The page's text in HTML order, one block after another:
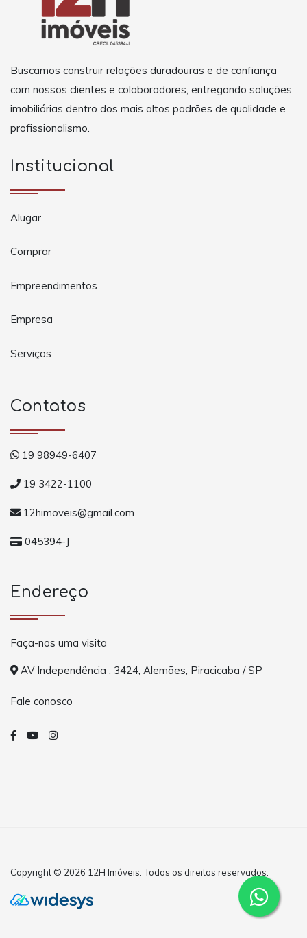
Buscamos construir relações duradouras e de confiança
com nossos clientes e colaboradores, entregando soluções
imobiliárias dentro dos mais altos padrões de qualidade e
profissionalismo.
Institucional
Alugar
Comprar
Empreendimentos
Empresa
Serviços
Contatos
19 98949-6407
19 3422-1100
12himoveis@gmail.com
045394-J
Endereço
Faça-nos uma visita
AV Independência , 3424, Alemães, Piracicaba / SP
Fale conosco
Copyright © 2026 12H Imóveis. Todos os direitos reservados.